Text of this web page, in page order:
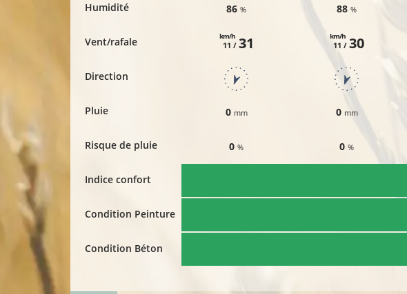
Humidité
Vent/rafale
Direction
Pluie
Risque de pluie
Indice confort
Condition Peinture
Condition Béton
86%
11 /
km/h 31
0 mm
0%
88%
11 /
km/h 30
0 mm
0%